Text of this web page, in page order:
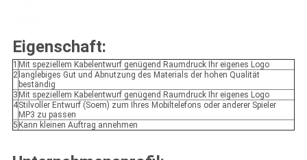
Eigenschaft:
1 Mit speziellem Kabelentwurf genügend Raumdruck Ihr eigenes Logo
2 langlebiges Gut und Abnutzung des Materials der hohen Qualität
beständig
3 Mit speziellem Kabelentwurf genügend Raumdruck Ihr eigenes Logo
4Stilvoller Entwurf (Soem) zum Ihres Mobiltelefons oder anderer Spieler
MP3 zu passen
5 Kann kleinen Auftrag annehmen